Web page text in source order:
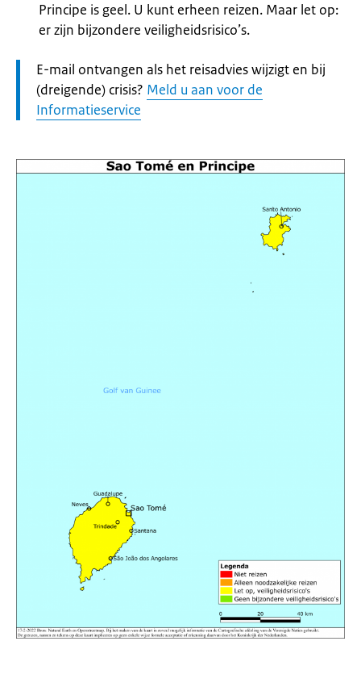
Principe is geel. U kunt erheen reizen. Maar let op:
er zijn bijzondere veiligheidsrisico’s.
Let
op:
E-mail ontvangen als het reisadvies wijzigt en bij
(dreigende) crisis? Meld u aan voor de
Informatieservice